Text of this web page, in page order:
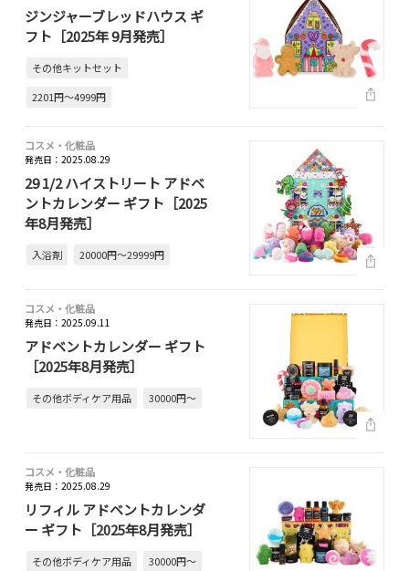
ジンジャーブレッドハウス ギ
フト［2025年 9月発売］
その他キットセット
2201円～4999円
コスメ・化粧品
発売日：2025.08.29
29 1/2 ハイストリート アドベ
ントカレンダー ギフト［2025
年8月発売］
入浴剤 20000円～29999円
コスメ・化粧品
発売日：2025.09.11
アドベントカレンダー ギフト
［2025年8月発売］
その他ボディケア用品 30000円～
コスメ・化粧品
発売日：2025.08.29
リフィル アドベントカレンダ
ー ギフト［2025年8月発売］
その他ボディケア用品 30000円～